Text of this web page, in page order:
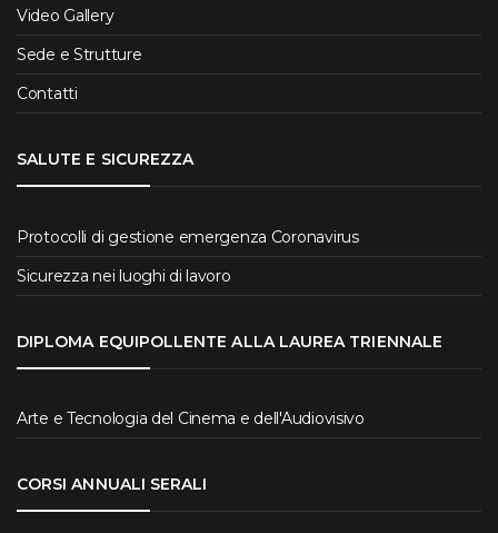
Video Gallery
Sede e Strutture
Contatti
SALUTE E SICUREZZA
Protocolli di gestione emergenza Coronavirus
Sicurezza nei luoghi di lavoro
DIPLOMA EQUIPOLLENTE ALLA LAUREA TRIENNALE
Arte e Tecnologia del Cinema e dell'Audiovisivo
CORSI ANNUALI SERALI